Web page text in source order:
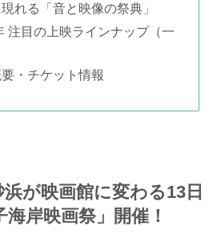
れる「音と映像の祭典」
注目の上映ラインナップ（一
・チケット情報
浜が映画館に変わる13日
岸映画祭」開催！